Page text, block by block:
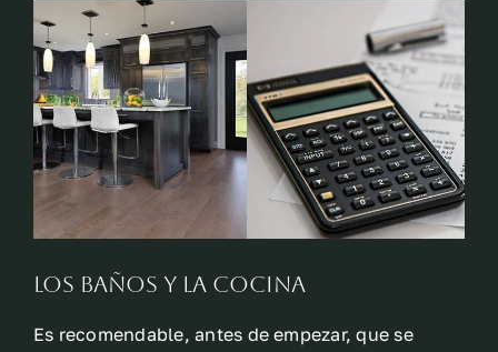
Los baños y la cocina
Es recomendable, antes de empezar, que se